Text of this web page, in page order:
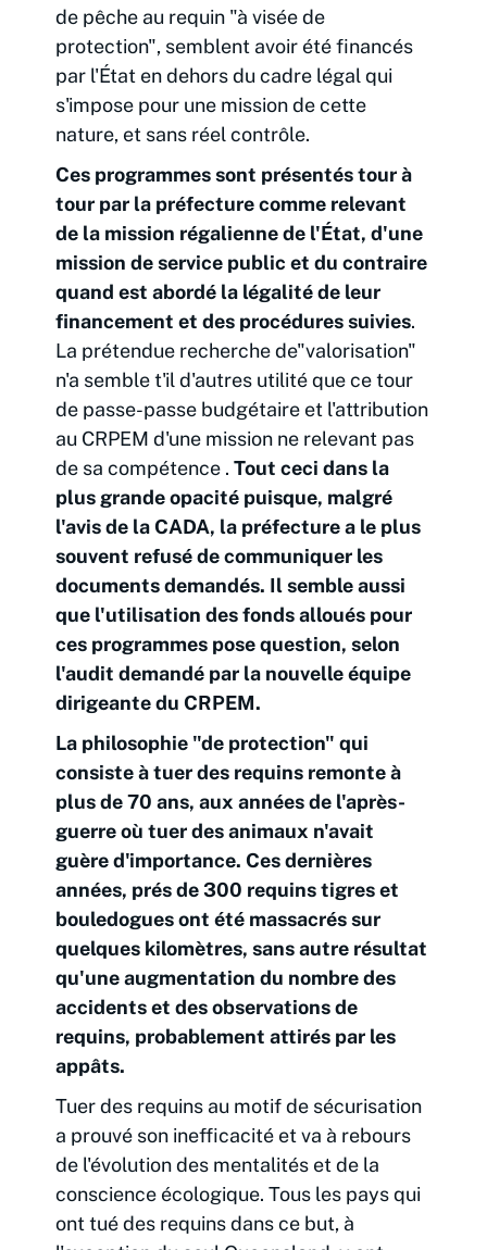
de pêche au requin "à visée de
protection", semblent avoir été financés
par l'État en dehors du cadre légal qui
s'impose pour une mission de cette
nature, et sans réel contrôle.
Ces programmes sont présentés tour à
tour par la préfecture comme relevant
de la mission régalienne de l'État, d'une
mission de service public et du contraire
quand est abordé la légalité de leur
financement et des procédures suivies.
La prétendue recherche de"valorisation"
n'a semble t'il d'autres utilité que ce tour
de passe-passe budgétaire et l'attribution
au CRPEM d'une mission ne relevant pas
de sa compétence .Tout ceci dans la
plus grande opacité puisque, malgré
l'avis de la CADA, la préfecture a le plus
souvent refusé de communiquer les
documents demandés. Il semble aussi
que l'utilisation des fonds alloués pour
ces programmes pose question, selon
l'audit demandé par la nouvelle équipe
dirigeante du CRPEM.
La philosophie "de protection" qui
consiste à tuer des requins remonte à
plus de 70 ans, aux années de l'après-
guerre où tuer des animaux n'avait
guère d'importance. Ces dernières
années, prés de 300 requins tigres et
bouledogues ont été massacrés sur
quelques kilomètres, sans autre résultat
qu'une augmentation du nombre des
accidents et des observations de
requins, probablement attirés par les
appâts.
Tuer des requins au motif de sécurisation
a prouvé son inefficacité et va à rebours
de l'évolution des mentalités et de la
conscience écologique. Tous les pays qui
ont tué des requins dans ce but, à